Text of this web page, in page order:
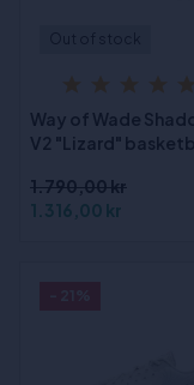
Way of Wade
V2 "Lizard"
1.790,00 kr
1.316,00 kr